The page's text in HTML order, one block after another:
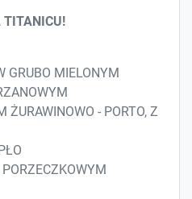
TITANICU!
GRUBO MIELONYM
ŻURAWINOWO - PORTO, Z